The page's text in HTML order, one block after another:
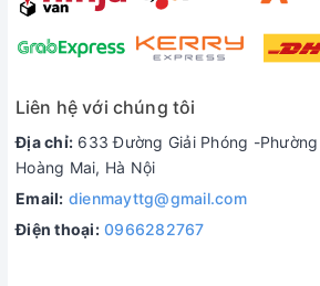
Liên hệ với chúng tôi
Địa chỉ: 633 Đường Giải Phóng -
Hoàng Mai, Hà Nội
Email: dienmayttg@gmail.com
Điện thoại: 0966282767